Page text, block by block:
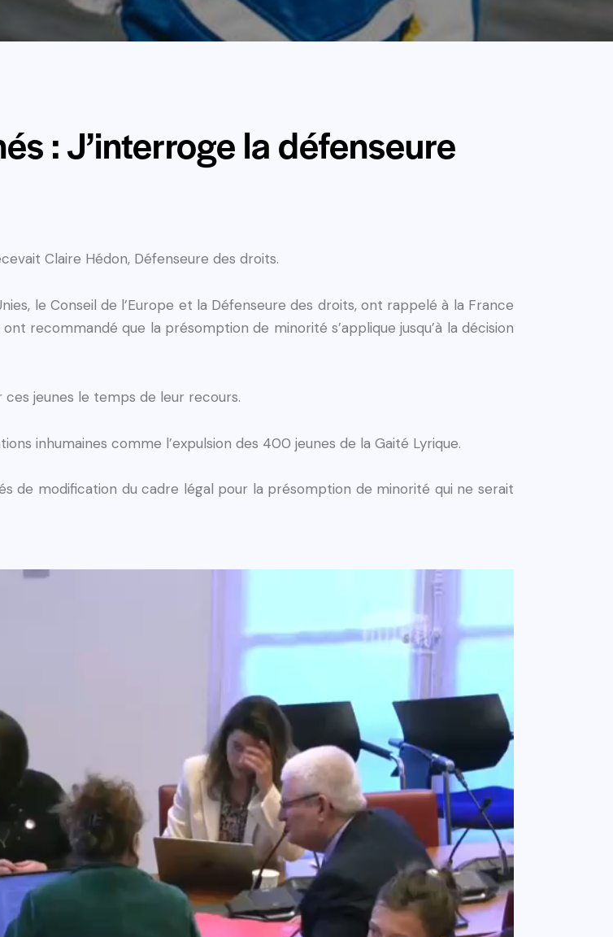
: J’interroge la défenseure
Claire Hédon, Défenseure des droits.
le Conseil de l’Europe et la Défenseure des droits, ont rappelé à la France
recommandé que la présomption de minorité s’applique jusqu’à la décision
jeunes le temps de leur recours.
inhumaines comme l’expulsion des 400 jeunes de la Gaité Lyrique.
de modification du cadre légal pour la présomption de minorité qui ne serait